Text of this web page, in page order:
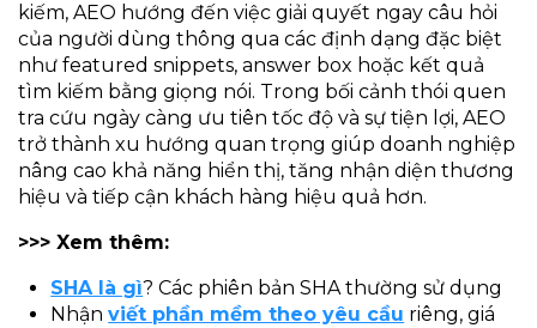
kiếm, AEO hướng đến việc giải quyết ngay câu hỏi
của người dùng thông qua các định dạng đặc biệt
như featured snippets, answer box hoặc kết quả
tìm kiếm bằng giọng nói. Trong bối cảnh thói quen
tra cứu ngày càng ưu tiên tốc độ và sự tiện lợi, AEO
trở thành xu hướng quan trọng giúp doanh nghiệp
nâng cao khả năng hiển thị, tăng nhận diện thương
hiệu và tiếp cận khách hàng hiệu quả hơn.
>>> Xem thêm:
SHA là gì? Các phiên bản SHA thường sử dụng
Nhậnviết phần mềm theo yêu cầu riêng, giá